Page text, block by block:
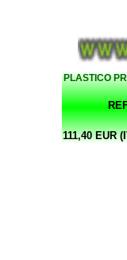
PLASTICO
111,40 EUR